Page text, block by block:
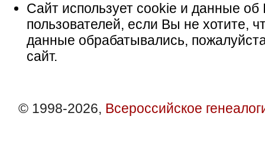
Сайт использует cookie и данные об
пользователей, если Вы не хотите,
данные обрабатывались,
сайт.
© 1998-2026, Всероссийское